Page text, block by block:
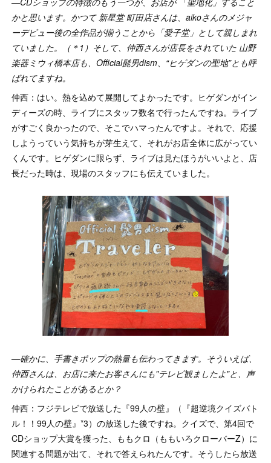
かと思います。かつて 新星堂 町田店さんは、aikoさんのメジャ
ーデビュー後の全作品が揃うことから「愛子堂」として親しまれ
ていました。（＊1）そして、仲西さんが店長をされていた 山野
楽器ミウィ橋本店も、Official髭男dism、“ヒゲダンの聖地”とも呼
ばれてますね。
仲西：はい。熱を込めて展開してよかったです。ヒゲダンがイン
ディーズの時、ライブにスタッフ数名で行ったんですね。ライブ
がすごく良かったので、そこでハマったんですよ。それで、応援
しようっていう気持ちが芽生えて、それがお店全体に広がってい
くんです。ヒゲダンに限らず、ライブは見たほうがいいよと、店
長だった時は、現場のスタッフにも伝えていました。
―確かに、手書きポップの熱量も伝わってきます。そういえば、
仲西さんは、お店に来たお客さんにも"テレビ観ましたよ"と、声
かけられたことがあるとか？
仲西：フジテレビで放送した『99人の壁』（『超逆境クイズバト
ル！！99人の壁』*3）の放送した後ですね。クイズで、第4回で
CDショップ大賞を獲った、ももクロ（ももいろクローバーZ）に
関連する問題が出て、それで答えられたんです。そうしたら放送